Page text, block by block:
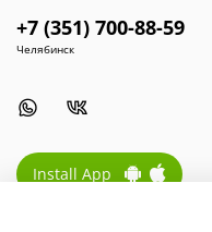
Install App
+7 (351) 700-88-59
Челябинск